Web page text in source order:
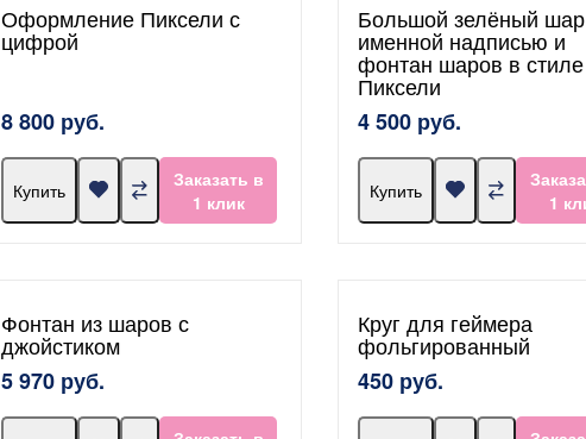
Оформление Пиксели с
цифрой
8 800 руб.
Купить
Заказать в
1 клик
Большой зелёный
именной надписью и
фонтан шаров в стиле
Пиксели
4 500 руб.
Купить
1
Фонтан из шаров с
джойстиком
5 970 руб.
Круг для геймера
фольгированный
450 руб.